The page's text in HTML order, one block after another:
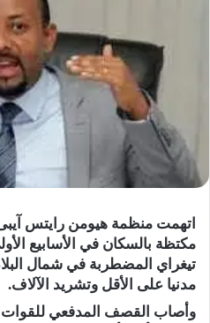
اتهمت منظمة هيومن رايتس
مكتظة بالسكان في الأسابيع
مدنيا على الأقل وتشريد الآلاف.
وأصاب القصف المدفعي للقوات